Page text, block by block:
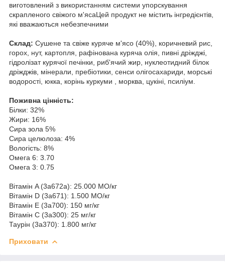
виготовлений з використанням системи упорскування
скрапленого свіжого м'ясаЦей продукт не містить інгредієнтів,
які вважаються небезпечними
Склад: Сушене та свіже куряче м'ясо (40%), коричневий рис,
горох, нут, картопля, рафінована куряча олія, пивні дріжджі,
гідролізат курячої печінки, риб'ячий жир, нуклеотидний білок
дріжджів, мінерали, пребіотики, сенси олігосахариди, морські
водорості, юкка, корінь куркуми , морква, цукіні, псиліум.
Поживна цінність:
Білки: 32%
Жири: 16%
Сира зола 5%
Сира целюлоза: 4%
Вологість: 8%
Омега 6: 3.70
Омега 3: 0.75
Вітамін A (3a672a): 25.000 МО/кг
Вітамін D (3a671): 1.500 МО/кг
Вітамін Е (3a700): 150 мг/кг
Вітамін С (3a300): 25 мг/кг
Таурін (3а370): 1.800 мг/кг
Приховати